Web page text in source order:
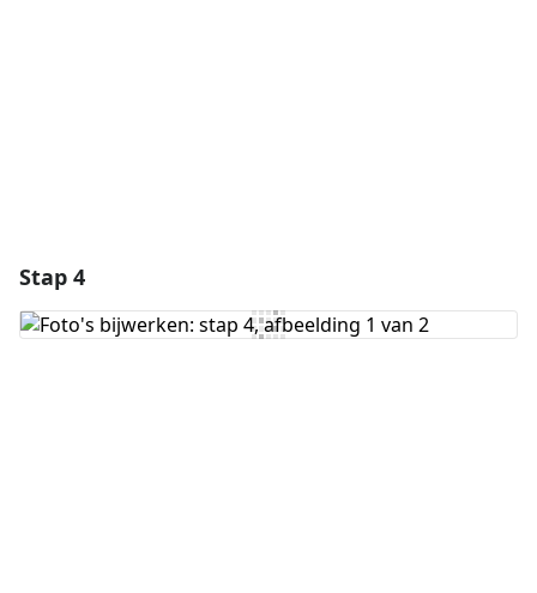
Stap 4